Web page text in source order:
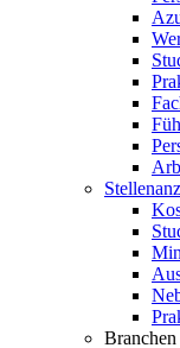
Branchen